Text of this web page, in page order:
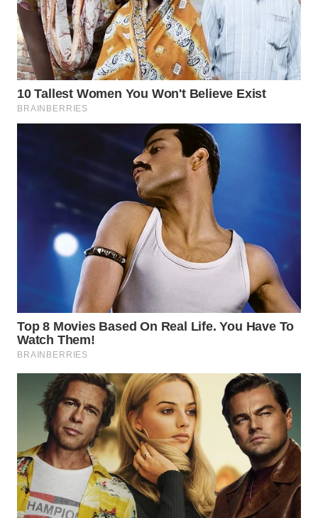
WAHANA
SPORT
WAHANA
UMKM
WAHANA
OTOMOTIF
WAHANA
DESA
WISATA
LAPAK
WAHANA
Wahana
Network
KONSUMEN
LISTRIK